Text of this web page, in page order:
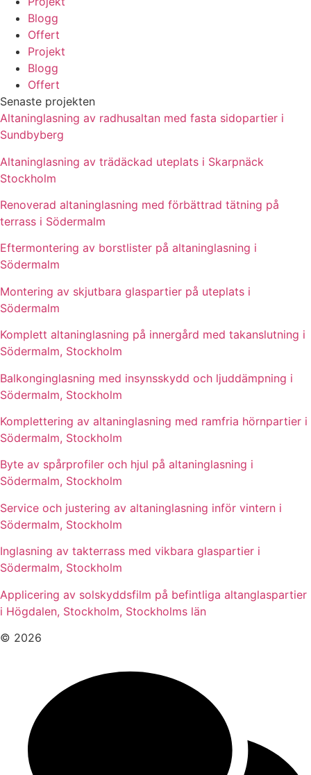
Blogg
Offert
Projekt
Blogg
Offert
Senaste projekten
Altaninglasning av radhusaltan med fasta sidopartier i
Sundbyberg
Altaninglasning av trädäckad uteplats i Skarpnäck
Stockholm
Renoverad altaninglasning med förbättrad tätning på
terrass i Södermalm
Eftermontering av borstlister på altaninglasning i
Södermalm
Montering av skjutbara glaspartier på uteplats i
Södermalm
Komplett altaninglasning på innergård med takanslutning i
Södermalm, Stockholm
Balkonginglasning med insynsskydd och ljuddämpning i
Södermalm, Stockholm
Komplettering av altaninglasning med ramfria hörnpartier i
Södermalm, Stockholm
Byte av spårprofiler och hjul på altaninglasning i
Södermalm, Stockholm
Service och justering av altaninglasning inför vintern i
Södermalm, Stockholm
Inglasning av takterrass med vikbara glaspartier i
Södermalm, Stockholm
Applicering av solskyddsfilm på befintliga altanglaspartier
i Högdalen, Stockholm, Stockholms län
© 2026